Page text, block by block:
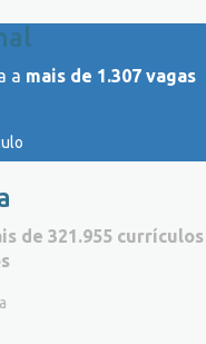
a mais de 1.307 vagas
de 321.955 currículos